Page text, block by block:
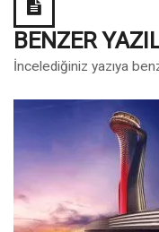
BENZER
İncelediğiniz yazıya